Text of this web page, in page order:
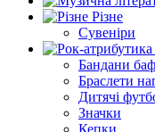
Різне
Сувеніри
Бандани
Браслети
Дитячі
Значки
Кепки